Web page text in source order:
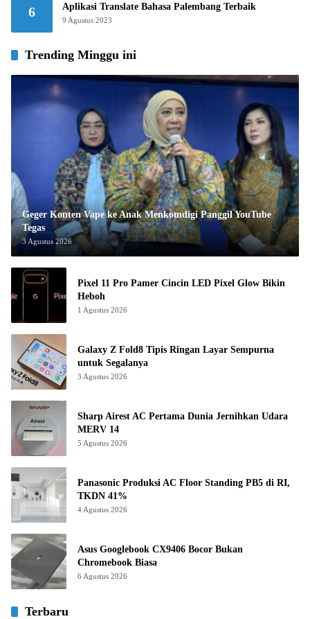
6 Aplikasi Translate Bahasa Palembang Terbaik
9 Agustus 2023
Trending Minggu ini
Geger Konten Vape ke Anak Menkomdigi Panggil YouTube
Tegas
3 Agustus 2026
Pixel 11 Pro Pamer Cincin LED Pixel Glow Bikin
Heboh
1 Agustus 2026
Galaxy Z Fold8 Tipis Ringan Layar Sempurna
untuk Segalanya
3 Agustus 2026
Sharp Airest AC Pertama Dunia Jernihkan Udara
MERV 14
5 Agustus 2026
Panasonic Produksi AC Floor Standing PB5 di RI,
TKDN 41%
4 Agustus 2026
Asus Googlebook CX9406 Bocor Bukan
Chromebook Biasa
6 Agustus 2026
Terbaru